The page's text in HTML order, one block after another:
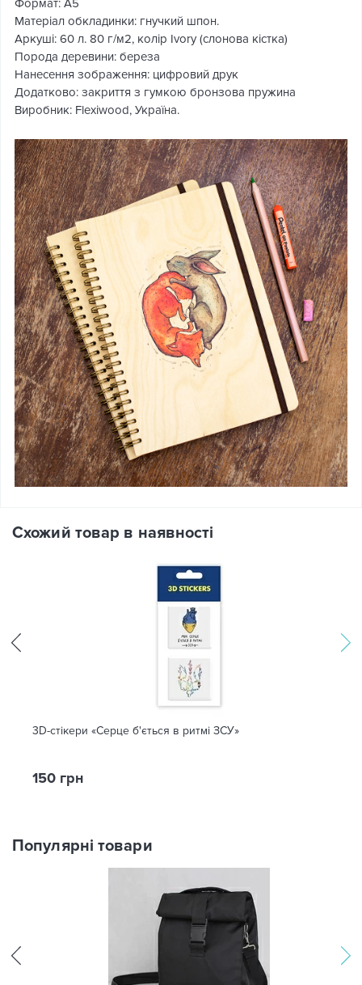
Формат: А5
Матеріал обкладинки: гнучкий шпон.
Аркуші: 60 л. 80 г/м2, колір Ivory (слонова кістка)
Порода деревини: береза
Нанесення зображення: цифровий друк
Додатково: закриття з гумкою бронзова пружина
Виробник: Flexiwood, Україна.
Схожий товар в наявності
3D-стікери «Серце б'ється в ритмі ЗСУ»
150 грн
Популярні товари